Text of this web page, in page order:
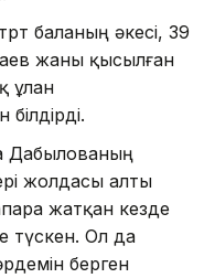
баланың әкесі, 39
жаны қысылған
ұлан
Дабылованың
жолдасы алты
жатқан кезде
түскен. Ол да
берген